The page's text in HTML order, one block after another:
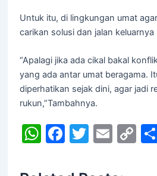
Untuk itu, di lingkungan umat
carikan solusi dan jalan keluarnya
“Apalagi jika ada cikal bakal
yang ada antar umat beragama.
diperhatikan sejak dini, agar jadi
rukun,”Tambahnya.
W F T E C